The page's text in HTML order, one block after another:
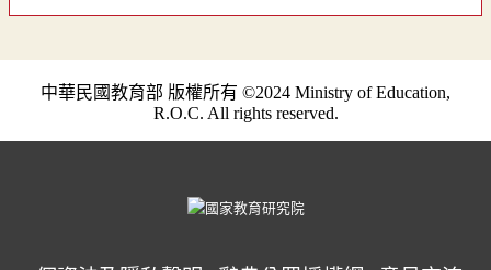
中華民國教育部 版權所有 ©2024 Ministry of Education,
R.O.C. All rights reserved.